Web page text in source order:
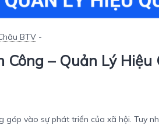
BTV -
– Quản Lý Hiệu
vào sự phát triển của xã hội. Tuy